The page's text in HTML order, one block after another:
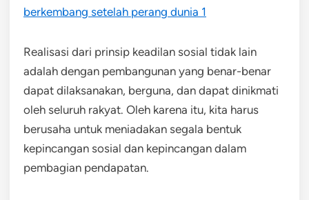
berkembang setelah perang dunia 1
Realisasi dari prinsip keadilan sosial tidak lain
adalah dengan pembangunan yang benar-benar
dapat dilaksanakan, berguna, dan dapat dinikmati
oleh seluruh rakyat. Oleh karena itu, kita harus
berusaha untuk meniadakan segala bentuk
kepincangan sosial dan kepincangan dalam
pembagian pendapatan.